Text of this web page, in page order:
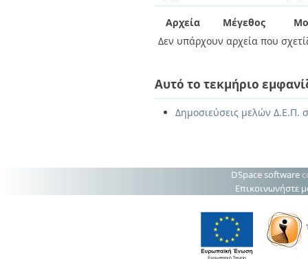
Αρχεία Μέγεθος
Δεν υπάρχουν αρχεία που
Αυτό το τεκμήριο
Δημοσιεύσεις μελών Δ.Ε.Π.
DSpace software
Επικοινωνήστε